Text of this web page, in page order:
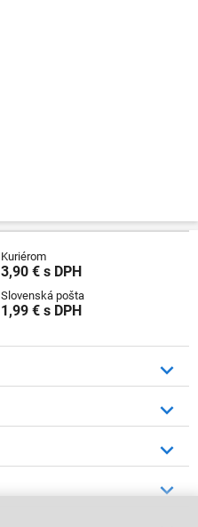
Kuriérom
3,90 € s DPH
Slovenská pošta
1,99 € s DPH